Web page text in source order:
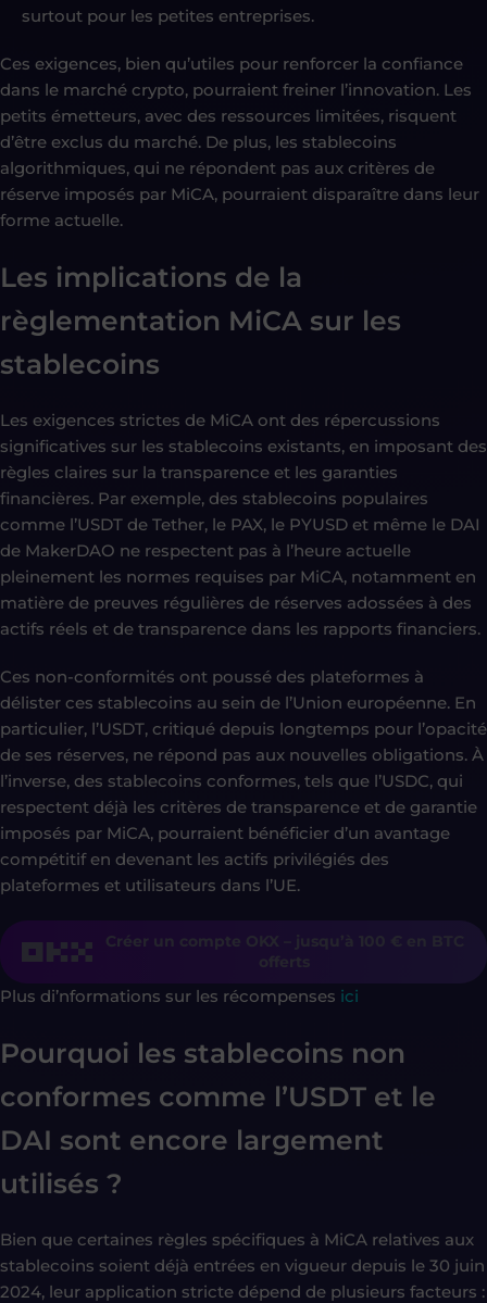
surtout pour les petites entreprises.
Ces exigences, bien qu’utiles pour renforcer la confiance
dans le marché crypto, pourraient freiner l’innovation. Les
petits émetteurs, avec des ressources limitées, risquent
d’être exclus du marché. De plus, les stablecoins
algorithmiques, qui ne répondent pas aux critères de
réserve imposés par MiCA, pourraient disparaître dans leur
forme actuelle.
Les implications de la
règlementation MiCA sur les
stablecoins
Les exigences strictes de MiCA ont des répercussions
significatives sur les stablecoins existants, en imposant des
règles claires sur la transparence et les garanties
financières. Par exemple, des stablecoins populaires
comme l’USDT de Tether, le PAX, le PYUSD et même le DAI
de MakerDAO ne respectent pas à l’heure actuelle
pleinement les normes requises par MiCA, notamment en
matière de preuves régulières de réserves adossées à des
actifs réels et de transparence dans les rapports financiers.
Ces non-conformités ont poussé des plateformes à
délister ces stablecoins au sein de l’Union européenne. En
particulier, l’USDT, critiqué depuis longtemps pour l’opacité
de ses réserves, ne répond pas aux nouvelles obligations. À
l’inverse, des stablecoins conformes, tels que l’USDC, qui
respectent déjà les critères de transparence et de garantie
imposés par MiCA, pourraient bénéficier d’un avantage
compétitif en devenant les actifs privilégiés des
plateformes et utilisateurs dans l’UE.
Créer un compte OKX – jusqu’à 100 € en BTC
offerts
Plus di’nformations sur les récompenses ici
Pourquoi les stablecoins non
conformes comme l’USDT et le
DAI sont encore largement
utilisés ?
Bien que certaines règles spécifiques à MiCA relatives aux
stablecoins soient déjà entrées en vigueur depuis le 30 juin
2024, leur application stricte dépend de plusieurs facteurs :